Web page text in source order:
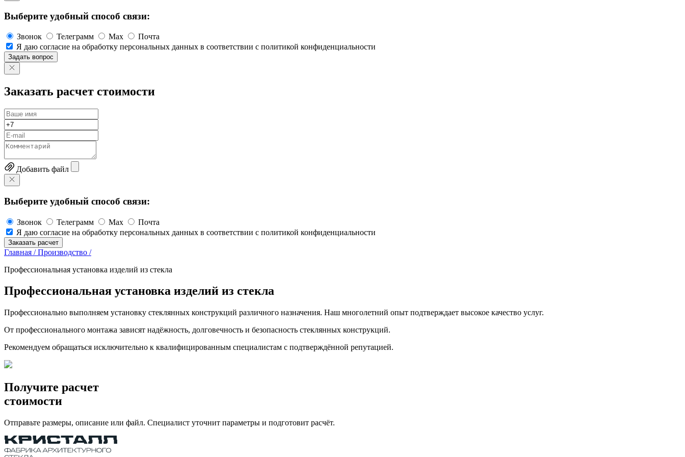
Выберите удобный способ связи:
Звонок Телеграмм Max
Почта
Я даю согласие на обработку персональных данных в соответствии с политикой конфиденциальности
Задать вопрос
Заказать расчет стоимости
Добавить файл
Выберите удобный способ связи:
Звонок Телеграмм Max
Почта
Я даю согласие на обработку персональных данных в соответствии с политикой конфиденциальности
Заказать расчет
Главная /Производство /
Профессиональная установка изделий из стекла
Профессиональная установка изделий из стекла
Профессионально выполняем установку стеклянных конструкций различного назначения. Наш многолетний опыт подтверждает высокое качество услуг.
От профессионального монтажа зависят надёжность, долговечность и безопасность стеклянных конструкций.
Рекомендуем обращаться исключительно к квалифицированным специалистам с подтверждённой репутацией.
Получите расчет
стоимости
Отправьте размеры, описание или файл. Специалист уточнит параметры и подготовит расчёт.